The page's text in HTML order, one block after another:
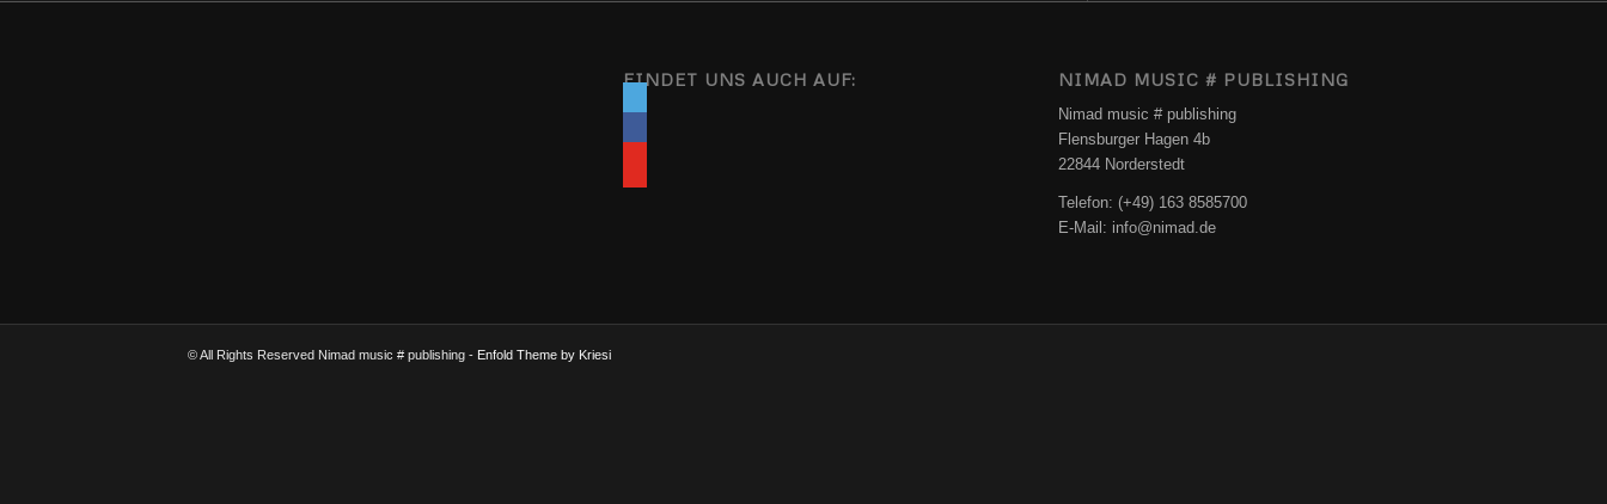
FINDET UNS AUCH AUF: NIMAD MUSIC # PUBLISHING
Nimad music # publishing
Flensburger Hagen 4b
22844 Norderstedt
Telefon: (+49) 163 8585700
E-Mail: info@nimad.de
© All Rights Reserved Nimad music # publishing - Enfold Theme by Kriesi